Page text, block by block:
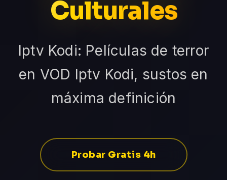
Culturales
Iptv Kodi: Películas de terror
en VOD Iptv Kodi, sustos en
máxima definición
Probar Gratis 4h